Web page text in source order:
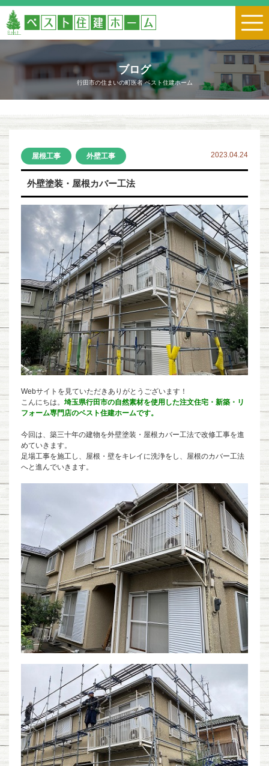
ブログ
行田市の住まいの町医者 ベスト住建ホーム
屋根工事 外壁工事 2023.04.24
外壁塗装・屋根カバー工法
Webサイトを見ていただきありがとうございます！
こんにちは。 埼玉県行田市の自然素材を使用した注文住宅・新築・リ
フォーム専門店のベスト住建ホームです。
今回は、築三十年の建物を外壁塗装・屋根カバー工法で改修工事を進
めていきます。
足場工事を施工し、屋根・壁をキレイに洗浄をし、屋根のカバー工法
へと進んでいきます。